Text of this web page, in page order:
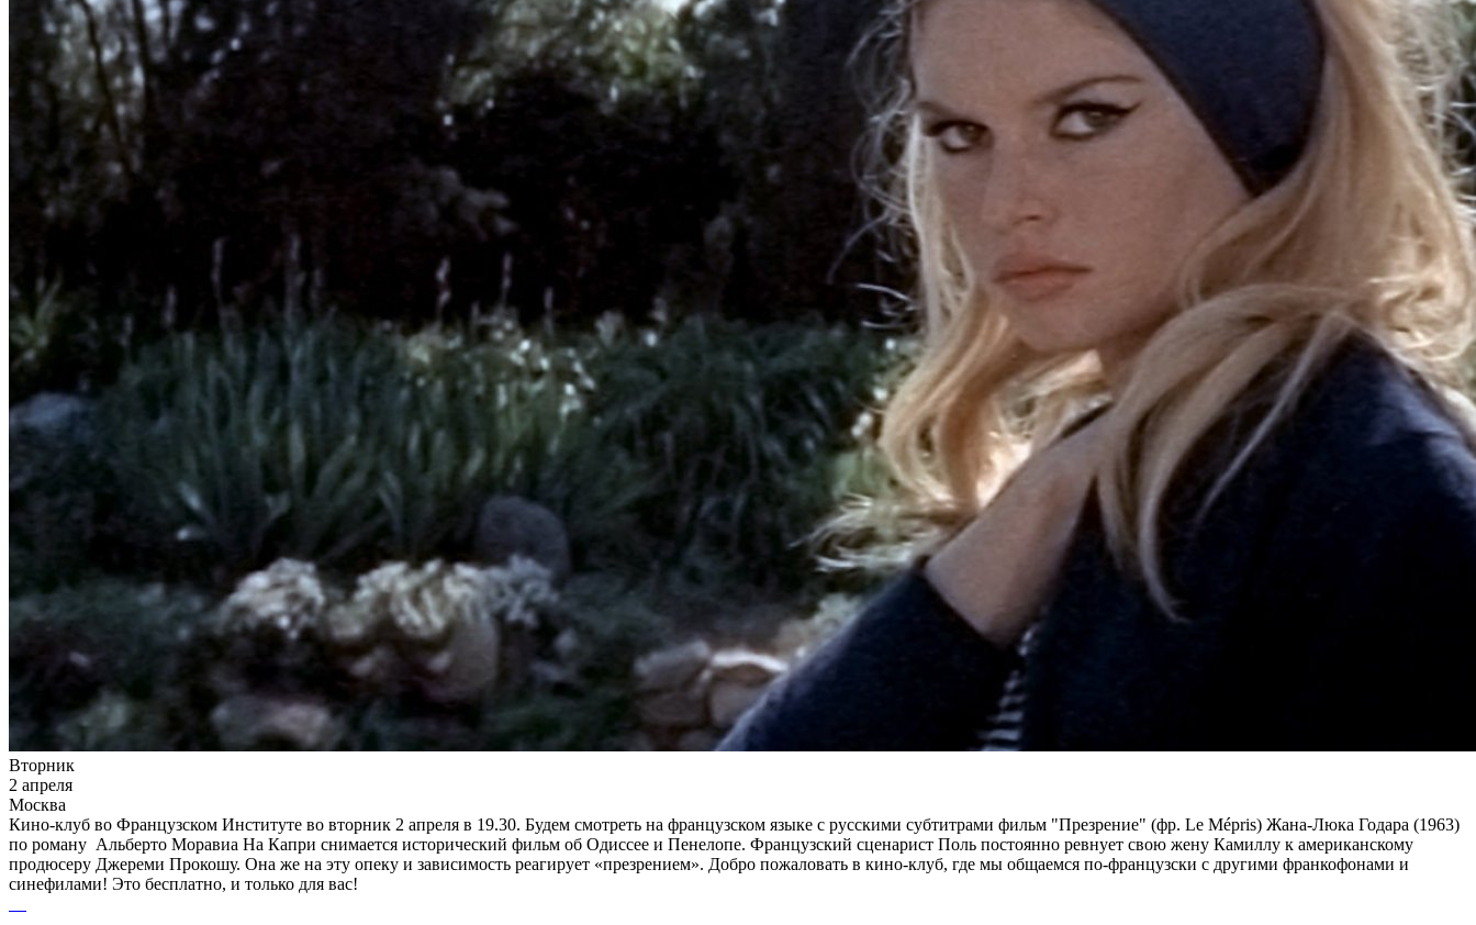
Вторник
2 апреля
Москва
Кино-клуб во Французском Институте во вторник 2 апреля в 19.30. Будем смотреть на французском языке с русскими субтитрами фильм "Презрение" (фр. Le Mépris) Жана-Люка Годара (1963)
по роману Альберто Моравиа На Капри снимается исторический фильм об Одиссее и Пенелопе. Французский сценарист Поль постоянно ревнует свою жену Камиллу к американскому
продюсеру Джереми Прокошу. Она же на эту опеку и зависимость реагирует «презрением». Добро пожаловать в кино-клуб, где мы общаемся по-французски с другими франкофонами и
синефилами! Это бесплатно, и только для вас!